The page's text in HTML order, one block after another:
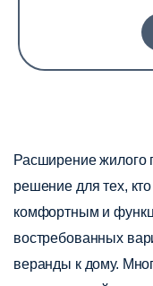
Расширение жилого
решение для тех,
комфортным и
востребованных
веранды к дому.